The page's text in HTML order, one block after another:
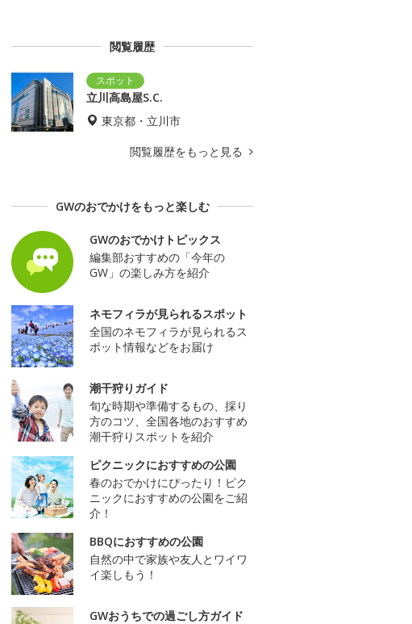
閲覧履歴
立川高島屋S.C.
東京都・立川市
閲覧履歴をもっと見る
GWのおでかけをもっと楽しむ
GWのおでかけトピックス
編集部おすすめの「今年の
GW」の楽しみ方を紹介
ネモフィラが見られるスポット
全国のネモフィラが見られるス
ポット情報などをお届け
潮干狩りガイド
旬な時期や準備するもの、採り
方のコツ、全国各地のおすすめ
潮干狩りスポットを紹介
ピクニックにおすすめの公園
春のおでかけにぴったり！ピク
ニックにおすすめの公園をご紹
介！
BBQにおすすめの公園
自然の中で家族や友人とワイワ
イ楽しもう！
GWおうちでの過ごし方ガイド